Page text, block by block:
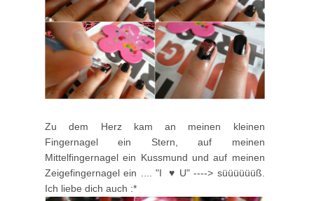
Zu dem Herz kam an meinen kleinen
Fingernagel ein Stern, auf meinen
Mittelfingernagel ein Kussmund und auf meinen
Zeigefingernagel ein .... "I ♥ U" ----> süüüüüüß.
Ich liebe dich auch :*